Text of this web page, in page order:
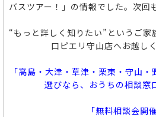
バスツアー！」の情報でした。次回
“もっと詳しく知りたい”というご
口ピエリ守山店へお越し
「高島・大津・草津・栗東・守山
選びなら、おうちの相談窓
「無料相談会開